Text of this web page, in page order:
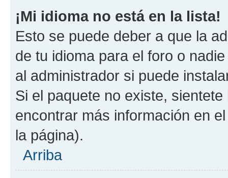
¡Mi idioma no está en la lista!
Esto se puede deber a que la
de tu idioma para el foro o
al administrador si puede
Si el paquete no existe,
encontrar más información en
la página).
Arriba